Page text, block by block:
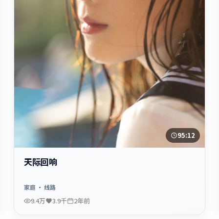
95:12
天际回响
家庭 · 线路
9.4万 3.9千 2年前